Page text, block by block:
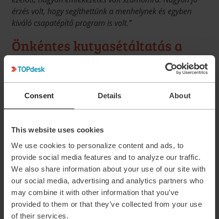
Consent Details About
This website uses cookies
We use cookies to personalize content and ads, to
provide social media features and to analyze our traffic.
We also share information about your use of our site with
our social media, advertising and analytics partners who
may combine it with other information that you’ve
provided to them or that they’ve collected from your use
of their services.
érzés volt, hogy segíthettünk a menhelynek és egyben
kiváló csapatépítő program is volt.”
Önkéntes kutyasétáltatás a
jövőben
Zsófi (Recruitment Specialist) a következőképp
nyilatkozott a péntek délelőtti menhely
látogatásról, és további terveiről:
“Régóta tervben volt, hogy elmenjek egy menhelyre
megadta ezt a lendületet. Nagyon mély nyomokat hagyott
bennem a látogatás, és azóta már éppen szervezem a
barátaimmal a következő alkalmat. Mindenkinek
ajánlom, hogy egyszer menjen el, sokkal gazdagabb
lettem egy hihetetlenül különleges élménnyel!”